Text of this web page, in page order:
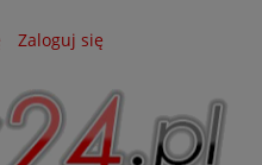
Zaloguj się